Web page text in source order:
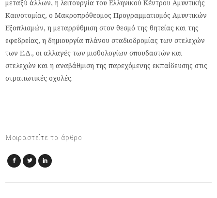
μεταξύ άλλων, η λειτουργία του Ελληνικού Κέντρου Αμυντικής
Καινοτομίας, ο Μακροπρόθεσμος Προγραμματισμός Αμυντικών
Εξοπλισμών, η μεταρρύθμιση στον θεσμό της θητείας και της
εφεδρείας, η δημιουργία πλάνου σταδιοδρομίας των στελεχών
των Ε.Δ., οι αλλαγές των μισθολογίων σπουδαστών και
στελεχών και η αναβάθμιση της παρεχόμενης εκπαίδευσης στις
στρατιωτικές σχολές.
Μοιραστείτε το άρθρο